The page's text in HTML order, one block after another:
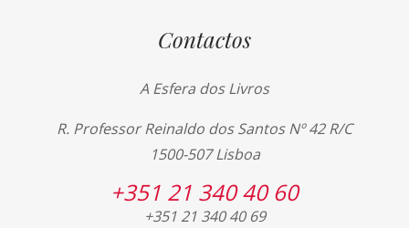
Contactos
A Esfera dos Livros
R. Professor Reinaldo dos Santos Nº 42 R/C
1500-507 Lisboa
+351 21 340 40 60
+351 21 340 40 69